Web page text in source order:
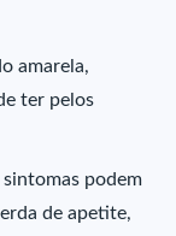
amarela,
ter pelos
sintomas podem
de apetite,